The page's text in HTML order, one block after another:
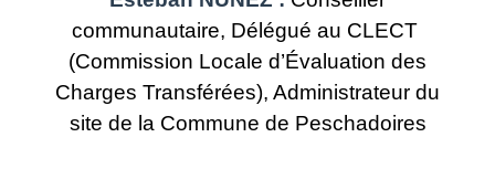
communautaire, Délégué au CLECT
(Commission Locale d’Évaluation des
Charges Transférées), Administrateur du
site de la Commune de Peschadoires